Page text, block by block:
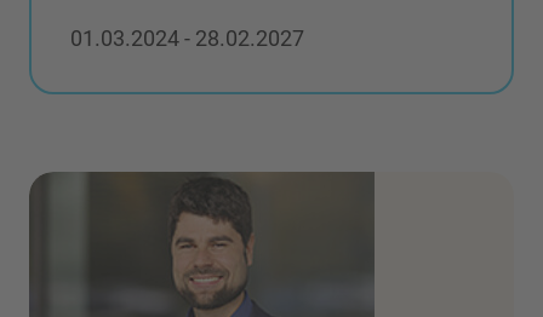
01.03.2024 - 28.02.2027